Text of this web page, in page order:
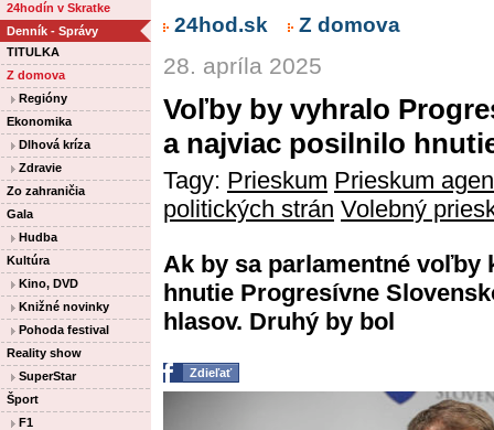
24hodín v Skratke
Denník - Správy
TITULKA
Z domova
Regióny
Ekonomika
Dlhová kríza
Zdravie
Zo zahraničia
Gala
Hudba
Kultúra
Kino, DVD
Knižné novinky
Pohoda festival
Reality show
SuperStar
Šport
F1
24hod.sk Z domova
28. apríla 2025
Voľby by vyhralo
a najviac posilnilo
Tagy: Prieskum Prieskum
politických strán Volebný
Ak by sa parlamentné
hnutie Progresívne
hlasov. Druhý by bol
Zdieľať